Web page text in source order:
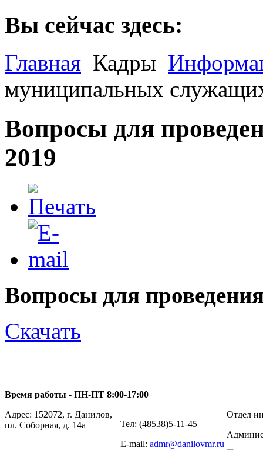
Вы сейчас здесь:
Главная Кадры
муниципальных
Вопросы для
2019
Вопросы для
Скачать
Время работы - ПН-ПТ 8:00-17:00
Адрес: 152072, г. Данилов,
пл. Соборная, д. 14а
Тел: (48538)5-11-45
E-mail: admr@danilovmr.ru
Отдел